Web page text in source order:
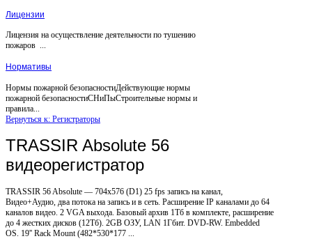
Лицензии
Лицензия на осуществление деятельности по тушению
пожаров ...
Нормативы
Нормы пожарной безопасностиДействующие нормы
пожарной безопасностиСНиПыСтроительные нормы и
правила...
Вернуться к: Регистраторы
TRASSIR Absolute 56
видеорегистратор
TRASSIR 56 Absolute — 704x576 (D1) 25 fps запись на канал,
Видео+Аудио, два потока на запись и в сеть. Расширение IP каналами до 64
каналов видео. 2 VGA выхода. Базовый архив 1Тб в комплекте, расширение
до 4 жестких дисков (12Тб). 2GB ОЗУ, LAN 1Гбит. DVD-RW. Embedded
OS. 19'' Rack Mount (482*530*177 ...